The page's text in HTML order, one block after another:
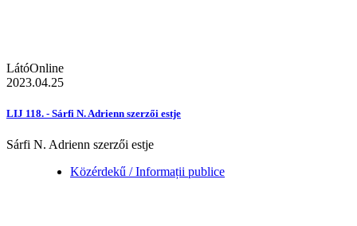
LátóOnline
2023.04.25
LIJ 118. - Sárfi N. Adrienn szerzői estje
Sárfi N. Adrienn szerzői estje
Közérdekű / Informații publice